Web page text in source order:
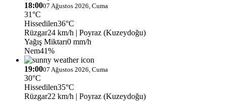
18:0007 Ağustos 2026, Cuma
31°C
Hissedilen36°C
Rüzgar24 km/h | Poyraz (Kuzeydoğu)
Yağış Miktarı0 mm/h
Nem41%
19:0007 Ağustos 2026, Cuma
30°C
Hissedilen35°C
Rüzgar22 km/h | Poyraz (Kuzeydoğu)